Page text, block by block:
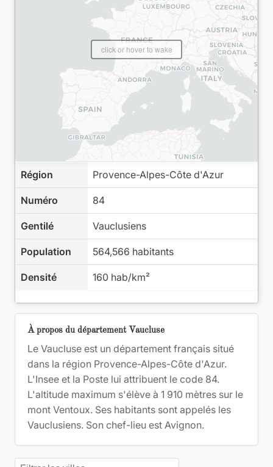
click or hover to wake
Région Provence-Alpes-Côte d'Azur
Numéro 84
Gentilé Vauclusiens
Population 564,566 habitants
Densité 160 hab/km²
À propos du département Vaucluse
Le Vaucluse est un département français situé
dans la région Provence-Alpes-Côte d'Azur.
L'Insee et la Poste lui attribuent le code 84.
L'altitude maximum s'élève à 1 910 mètres sur le
mont Ventoux. Ses habitants sont appelés les
Vauclusiens. Son chef-lieu est Avignon.